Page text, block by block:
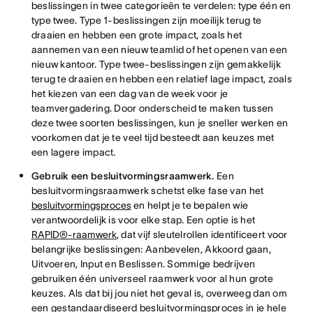
beslissingen in twee categorieën te verdelen: type één en
type twee. Type 1-beslissingen zijn moeilijk terug te
draaien en hebben een grote impact, zoals het
aannemen van een nieuw teamlid of het openen van een
nieuw kantoor. Type twee-beslissingen zijn gemakkelijk
terug te draaien en hebben een relatief lage impact, zoals
het kiezen van een dag van de week voor je
teamvergadering. Door onderscheid te maken tussen
deze twee soorten beslissingen, kun je sneller werken en
voorkomen dat je te veel tijd besteedt aan keuzes met
een lagere impact.
Gebruik een besluitvormingsraamwerk. Een
besluitvormingsraamwerk schetst elke fase van het
besluitvormingsprocesen helpt je te bepalen wie
verantwoordelijk is voor elke stap. Een optie is het
RAPID®-raamwerk, dat vijf sleutelrollen identificeert voor
belangrijke beslissingen: Aanbevelen, Akkoord gaan,
Uitvoeren, Input en Beslissen. Sommige bedrijven
gebruiken één universeel raamwerk voor al hun grote
keuzes. Als dat bij jou niet het geval is, overweeg dan om
een gestandaardiseerd besluitvormingsproces in je hele